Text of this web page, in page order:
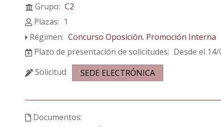
Grupo: C2
Plazas: 1
Régimen: Concurso Oposición. Promoción Interna
Plazo de presentación de solicitudes: Desde el
Solicitud:
SEDE ELECTRÓNICA
Documentos: